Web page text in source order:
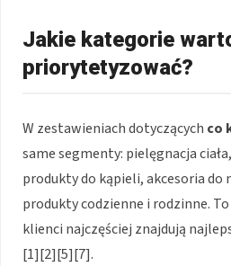
Jakie kategorie
priorytetyzować?
W zestawieniach dotyczących co
same segmenty: pielęgnacja
produkty do kąpieli, akcesoria do
produkty codzienne i rodzinne.
klienci najczęściej znajdują
[1][2][5][7].